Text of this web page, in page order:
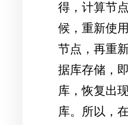
得，计算节
候，重新使
节点，再重
据库存储，
库，恢复出
库。所以，